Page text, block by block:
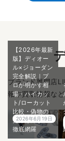
ブランド専門店
報や買取情報な
【2026年最新
版】ディオー
ル×ジョーダン
完全解説｜プ
ロが明かす相
場・ハイカッ
ト/ローカット
比較・偽物の
見分け方まで
徹底網羅
2026年6月19日